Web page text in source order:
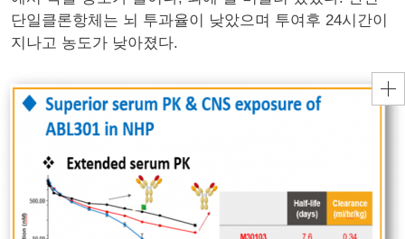
단일클론항체는 뇌 투과율이 낮았으며 투여후 24시간이
지나고 농도가 낮아졌다.